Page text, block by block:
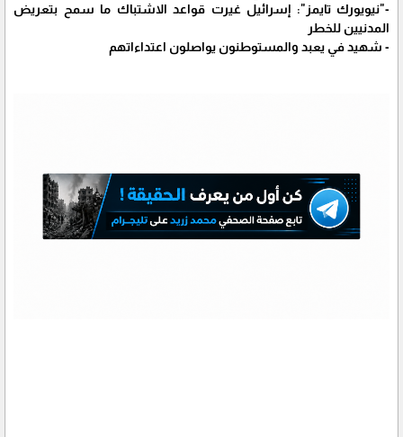
-"نيويورك تايمز": إسرائيل غيرت قواعد الاشتباك ما سمح بتعريض
المدنيين للخطر
- شهيد في يعبد والمستوطنون يواصلون اعتداءاتهم